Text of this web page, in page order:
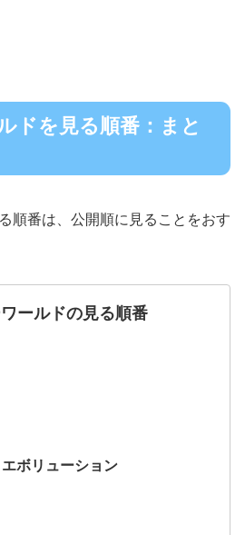
ドを見る順番：まと
順番は、公開順に見ることをおす
ールドの見る順番
ボリューション